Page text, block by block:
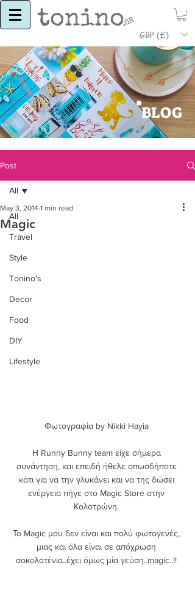
GBP (£)
BLOG
Post
All
Travel
Style
Tonino's
Decor
Food
DIY
Lifestyle
All
Magic
May 3, 2014 1 min read
Φωτογραφία by Nikki Hayia
Η Runny Bunny team είχε σήμερα
συνάντηση, και επειδή ήθελε οπωσδήποτε
κάτι για να την γλυκάνει και να της δώσει
ενέργεια πήγε στο Magic Store στην
Κολοτρώνη.
Το Magic μου δεν είναι και πολύ φωτογενές,
μιας και όλα είναι σε απόχρωση
σοκολατένια..έχει όμως μία γεύση..magic..!!